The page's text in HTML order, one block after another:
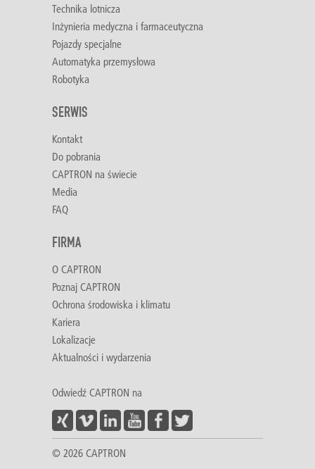
Technika lotnicza
Inżynieria medyczna i farmaceutyczna
Pojazdy specjalne
Automatyka przemysłowa
Robotyka
SERWIS
Kontakt
Do pobrania
CAPTRON na świecie
Media
FAQ
FIRMA
O CAPTRON
Poznaj CAPTRON
Ochrona środowiska i klimatu
Kariera
Lokalizacje
Aktualności i wydarzenia
Odwiedź CAPTRON na
© 2026 CAPTRON